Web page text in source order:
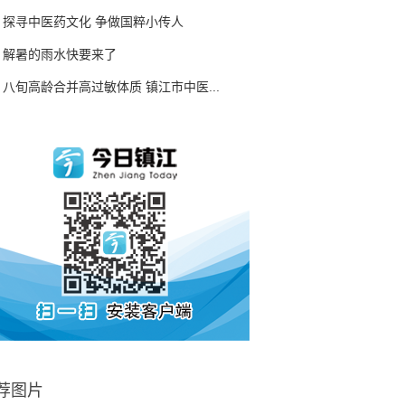
探寻中医药文化 争做国粹小传人
解暑的雨水快要来了
八旬高龄合并高过敏体质 镇江市中医...
图片